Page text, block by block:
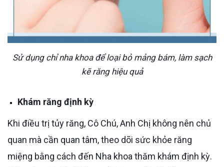
Sử dụng chỉ nha khoa để loại bỏ mảng bám, làm sạch
kẽ răng hiệu quả
Khám răng định kỳ
Khi điều trị tủy răng, Cô Chú, Anh Chị không nên chủ
quan mà cần quan tâm, theo dõi sức khỏe răng
miệng bằng cách đến Nha khoa thăm khám định kỳ.